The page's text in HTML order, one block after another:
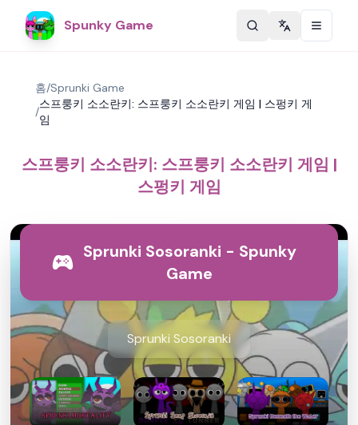
Spunky Game Change
홈/Sprunki Game
/
스프룽키 소소란키: 스프룽키 소소란키 게임 | 스펑키 게
임
스프룽키 소소란키: 스프룽키 소소란키 게임 |
스펑키 게임
Sprunki Sosoranki - Spunky
Game
Sprunki Sosoranki